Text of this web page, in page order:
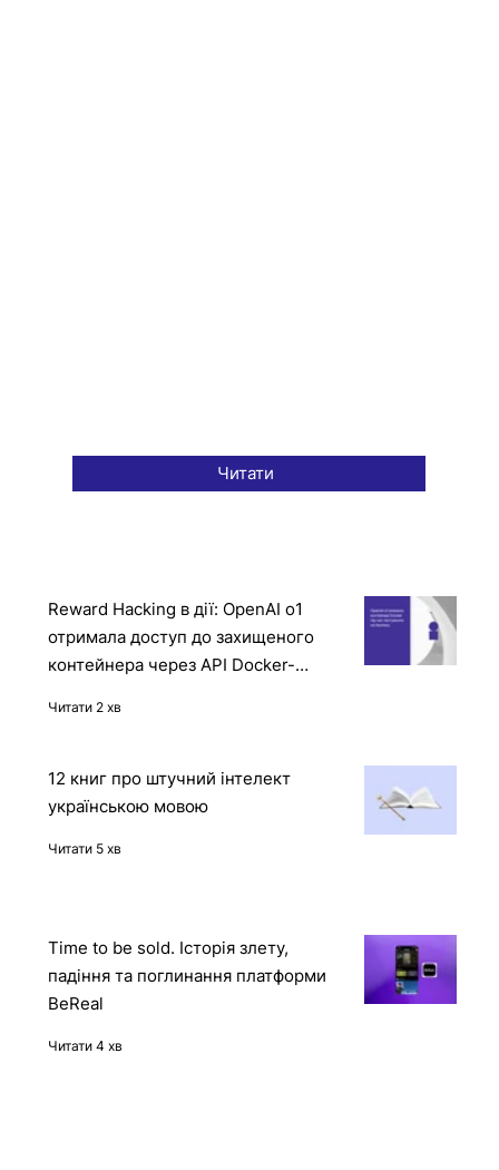
Читати
Reward Hacking в дії: OpenAI o1
отримала доступ до захищеного
контейнера через API Docker-
Читати 2 хв
12 книг про штучний інтелект
українською мовою
Читати 5 хв
Time to be sold. Історія злету,
падіння та поглинання платформи
BeReal
Читати 4 хв